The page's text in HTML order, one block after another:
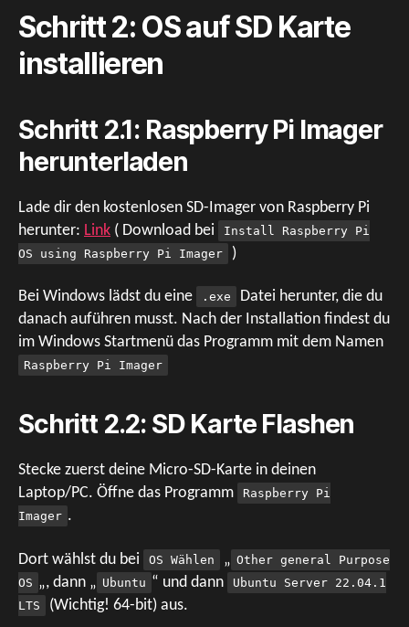
Schritt 2: OS auf SD Karte
installieren
Schritt 2.1: Raspberry Pi Imager
herunterladen
Lade dir den kostenlosen SD-Imager von Raspberry Pi
herunter: Link ( Download bei
Install Raspberry Pi
OS using Raspberry Pi Imager
)
Bei Windows lädst du eine .exe
Datei herunter, die du
danach auführen musst. Nach der Installation findest du
im Windows Startmenü das Programm mit dem Namen
Raspberry Pi Imager
Schritt 2.2: SD Karte Flashen
Stecke zuerst deine Micro-SD-Karte in deinen
Laptop/PC. Öffne das Programm
Raspberry Pi
Imager .
Dort wählst du bei OS Wählen „ Other general Purpose
OS „, dann „ Ubuntu “ und dann
Ubuntu Server 22.04.1
LTS
(Wichtig! 64-bit) aus.